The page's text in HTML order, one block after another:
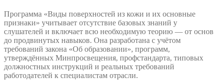
Программа «Виды поверхностей из кожи и их основные
признаки» учитывает отсутствие базовых знаний у
слушателей и включает всю необходимую теорию — от основ
до продвинутых навыков. Она разработана с учётом
требований закона «Об образовании», программ,
утверждённых Минпросвещения, профстандарта, типовых
должностных инструкций и реальных требований
работодателей к специалистам отрасли.